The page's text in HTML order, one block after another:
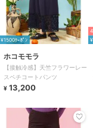
¥1500ｸｰﾎﾟﾝ
ホコモモラ
【接触冷感】天竺フラワーレー
スペチコートパンツ
¥ 13,200